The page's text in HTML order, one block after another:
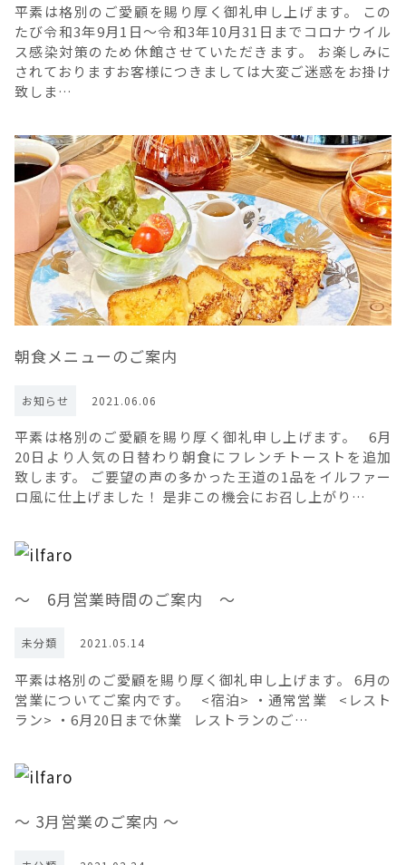
平素は格別のご愛顧を賜り厚く御礼申し上げます。 この
たび令和3年9月1日～令和3年10月31日までコロナウイル
ス感染対策のため休館させていただきます。 お楽しみに
されておりますお客様につきましては大変ご迷惑をお掛け
致しま…
朝食メニューのご案内
お知らせ 2021.06.06
平素は格別のご愛顧を賜り厚く御礼申し上げます。 6月
20日より人気の日替わり朝食にフレンチトーストを追加
致します。 ご要望の声の多かった王道の1品をイルファー
ロ風に仕上げました！ 是非この機会にお召し上がり…
～ 6月営業時間のご案内 ～
未分類 2021.05.14
平素は格別のご愛顧を賜り厚く御礼申し上げます。 6月の
営業についてご案内です。 <宿泊> ・通常営業 <レスト
ラン> ・6月20日まで休業 レストランのご…
～ 3月営業のご案内 ～